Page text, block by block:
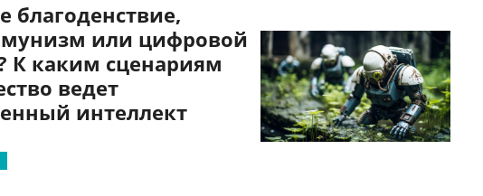
благоденствие,
или цифровой
К каким сценариям
ведет
интеллект